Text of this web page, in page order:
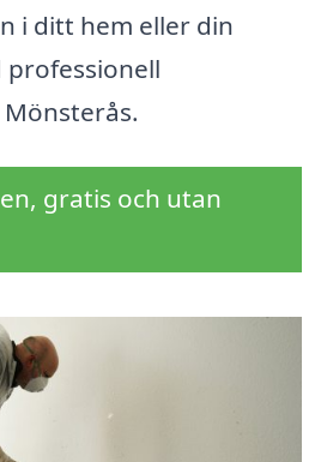
i ditt hem eller din
gratis och utan